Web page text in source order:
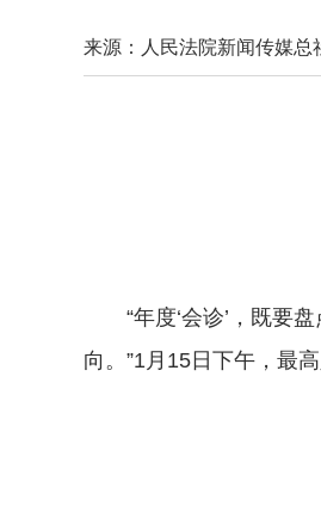
来源：人民法院新闻传媒总
“年度‘会诊’，既要盘
向。”1月15日下午，最